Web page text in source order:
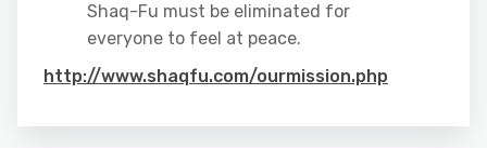
Shaq-Fu must be eliminated for
everyone to feel at peace.
http://www.shaqfu.com/ourmission.php